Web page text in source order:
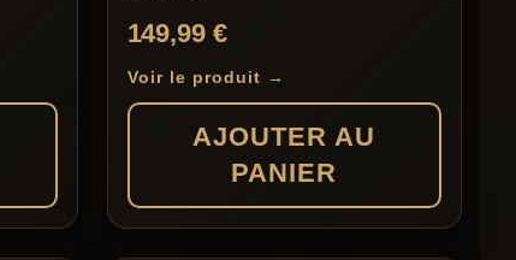
149,99 €
Voir le produit →
AJOUTER AU
PANIER